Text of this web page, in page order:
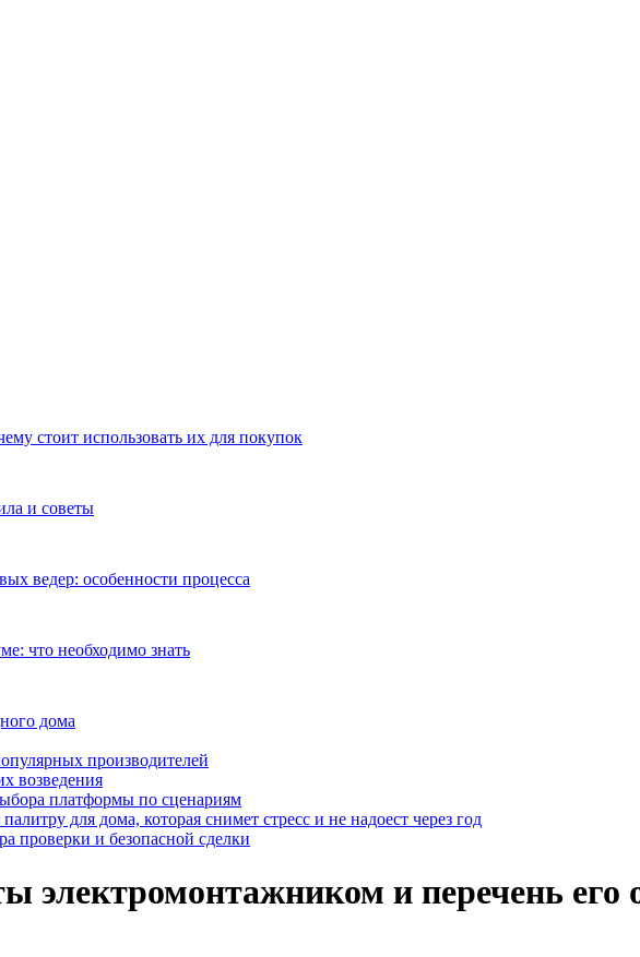
стоит использовать их для покупок
и советы
ведер: особенности процесса
что необходимо знать
дома
производителей
возведения
платформы по сценариям
для дома, которая снимет стресс и не надоест через год
проверки и безопасной сделки
электромонтажником и перечень его